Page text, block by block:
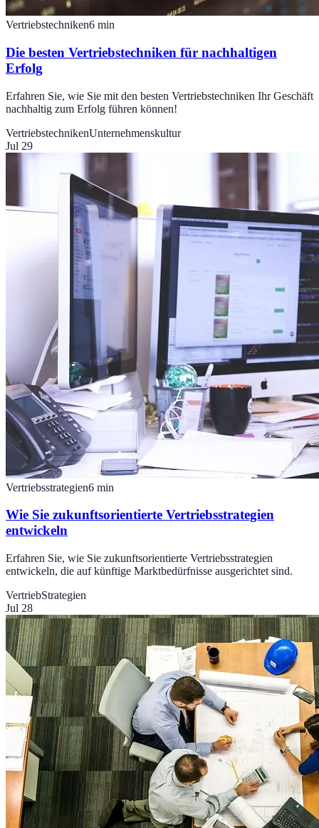
Vertriebstechniken6 min
Die besten Vertriebstechniken für nachhaltigen
Erfolg
Erfahren Sie, wie Sie mit den besten Vertriebstechniken Ihr Geschäft
nachhaltig zum Erfolg führen können!
VertriebstechnikenUnternehmenskultur
Jul 29
Vertriebsstrategien6 min
Wie Sie zukunftsorientierte Vertriebsstrategien
entwickeln
Erfahren Sie, wie Sie zukunftsorientierte Vertriebsstrategien
entwickeln, die auf künftige Marktbedürfnisse ausgerichtet sind.
VertriebStrategien
Jul 28